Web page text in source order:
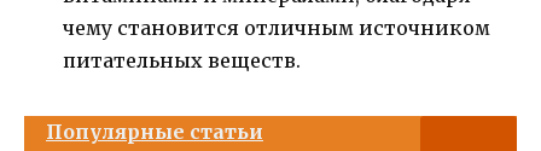
чему становится отличным источником
питательных веществ.
Популярные статьи